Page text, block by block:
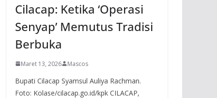
Cilacap: Ketika ‘Operasi
Senyap’ Memutus Tradisi
Berbuka
Maret 13, 2026 Mascos
Bupati Cilacap Syamsul Auliya Rachman.
Foto: Kolase/cilacap.go.id/kpk CILACAP,